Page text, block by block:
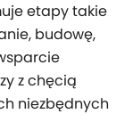
etapy takie
budowę,
z chęcią
niezbędnych